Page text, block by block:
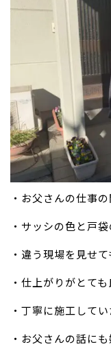
・お父さんの仕事
・サッシの色と戸
・違う現場を見せ
・仕上がりがとて
・丁寧に施工して
・お父さんの話に